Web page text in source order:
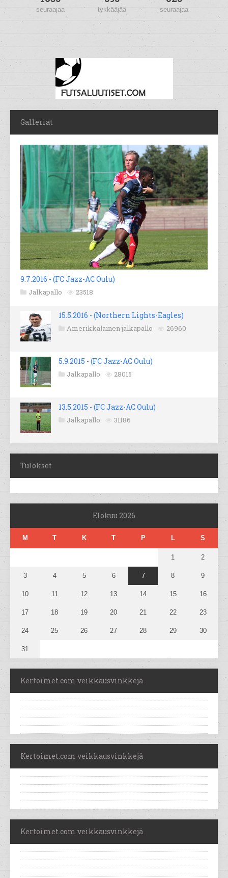
seuraajaa tykkääjää seuraajaa
Galleriat
9.7.2016 - (FC Jazz-AC Oulu)
Jalkapallo 23518
15.5.2016 - (Northern Lights-Eagles)
Amerikkalainen jalkapallo 26960
5.9.2015 - (FC Jazz-AC Oulu)
Jalkapallo 28015
13.5.2015 - (FC Jazz-AC Oulu)
Jalkapallo 31186
Tulokset
Elokuu 2026
M T K T P L S
1 2
3 4 5 6 7 8 9
10 11 12 13 14 15 16
17 18 19 20 21 22 23
24 25 26 27 28 29 30
31
Kertoimet.com veikkausvinkkejä
Kertoimet.com veikkausvinkkejä
Kertoimet.com veikkausvinkkejä